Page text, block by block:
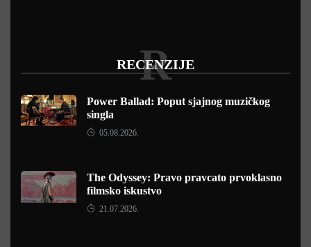
RECENZIJE
R
Power Ballad: Poput sjajnog muzičkog
singla
05.08.2026.
The Odyssey: Pravo pravcato prvoklasno
filmsko iskustvo
21.07.2026.